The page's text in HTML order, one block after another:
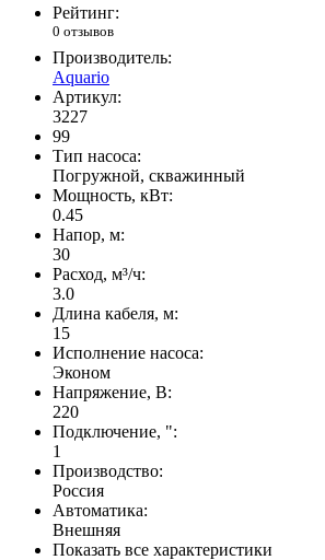
Рейтинг:
0 отзывов
Производитель:
Aquario
Артикул:
3227
99
Тип насоса:
Погружной, скважинный
Мощность, кВт:
0.45
Напор, м:
30
Расход, м³/ч:
3.0
Длина кабеля, м:
15
Исполнение насоса:
Эконом
Напряжение, В:
220
Подключение, ":
1
Производство:
Россия
Автоматика:
Внешняя
Показать все характеристики